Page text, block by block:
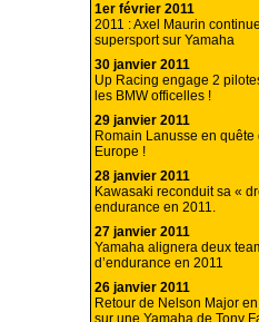
1er février 2011
2011 : Axel Maurin
supersport sur Yamaha
30 janvier 2011
Up Racing engage 2
les BMW officelles !
29 janvier 2011
Romain Lanusse en
Europe !
28 janvier 2011
Kawasaki reconduit sa «
endurance en 2011.
27 janvier 2011
Yamaha alignera deux
d’endurance en 2011
26 janvier 2011
Retour de Nelson Major
sur une Yamaha de Tony